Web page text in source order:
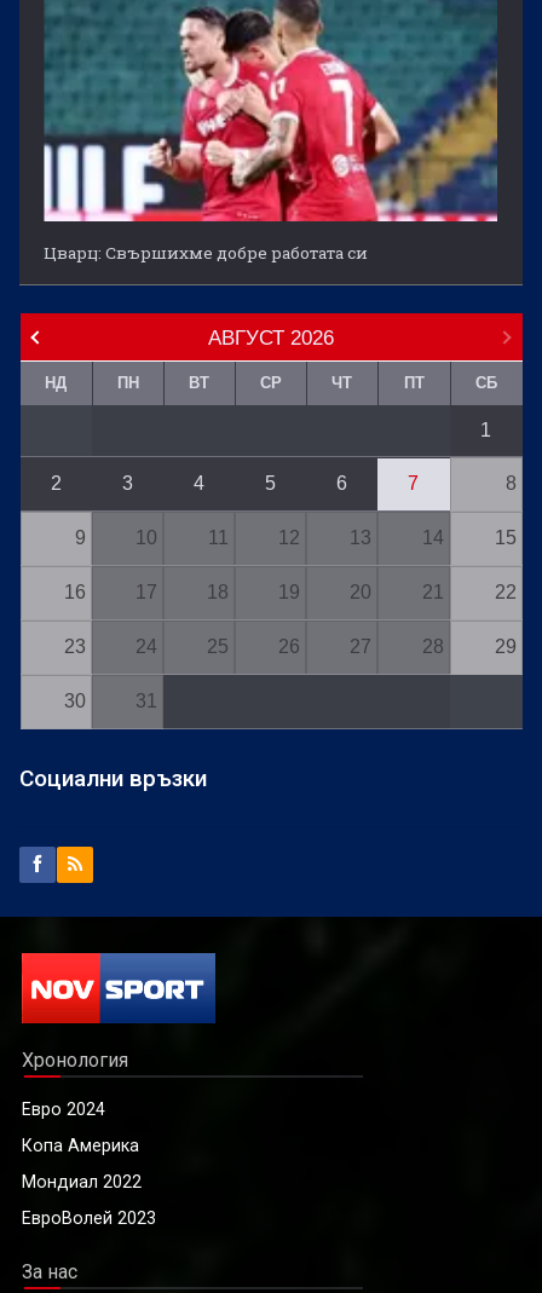
Цварц: Свършихме добре работата си
АВГУСТ 2026
НД ПН ВТ СР ЧТ ПТ СБ
1
2 3 4 5 6 7 8
9 10 11 12 13 14 15
16 17 18 19 20 21 22
23 24 25 26 27 28 29
30 31
Социални връзки
Хронология
Евро 2024
Копа Америка
Мондиал 2022
ЕвроВолей 2023
За нас